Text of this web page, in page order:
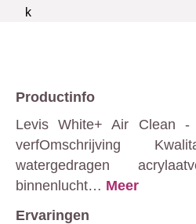
Productinfo
Levis White+ Air Clean -
verfOmschrijving
watergedragen
binnenlucht… Meer
Ervaringen